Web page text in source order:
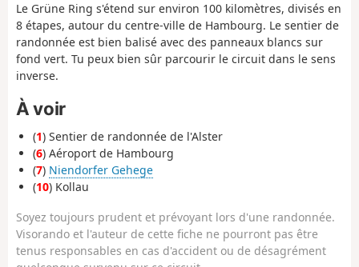
Le Grüne Ring s'étend sur environ 100 kilomètres, divisés en
8 étapes, autour du centre-ville de Hambourg. Le sentier de
randonnée est bien balisé avec des panneaux blancs sur
fond vert. Tu peux bien sûr parcourir le circuit dans le sens
inverse.
À voir
(1) Sentier de randonnée de l'Alster
(6) Aéroport de Hambourg
(7) Niendorfer Gehege
(10) Kollau
Soyez toujours prudent et prévoyant lors d'une randonnée.
Visorando et l'auteur de cette fiche ne pourront pas être
tenus responsables en cas d'accident ou de désagrément